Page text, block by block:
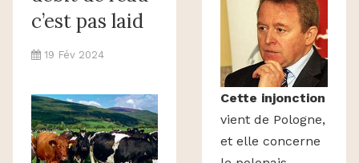
c’est pas laid
19 Fév 2024
Cette injonction
vient de Pologne,
et elle concerne